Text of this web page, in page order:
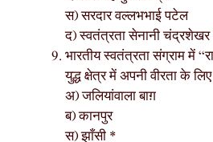
स) सरदार वल्लभभाई पटेल
द) स्वतंत्रता सेनानी
भारतीय स्वतंत्रता संग्राम में
युद्ध क्षेत्र में अपनी वीरता के
अ) जलियांवाला बाग़
ब) कानपुर
स) झाँसी *